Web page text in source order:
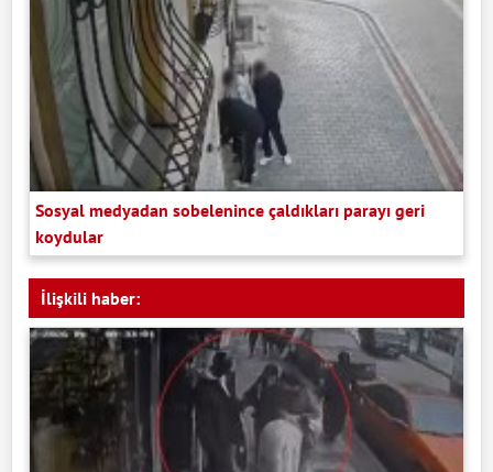
Sosyal medyadan sobelenince çaldıkları parayı geri
koydular
İlişkili haber: